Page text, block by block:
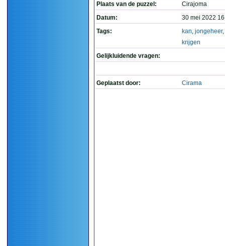
Plaats van de puzzel:
Cirajoma
Datum:
30 mei 2022
Tags:
kan, jongeheer,
krijgen
Gelijkluidende vragen:
Geplaatst door: Cirama